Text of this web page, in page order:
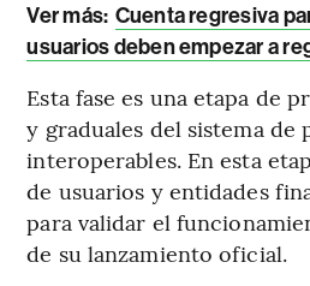
Ver más: Cuenta regresiva
usuarios deben empezar a
Esta fase es una etapa de
y graduales del sistema de
interoperables. En esta
de usuarios y entidades
para validar el
de su lanzamiento oficial.